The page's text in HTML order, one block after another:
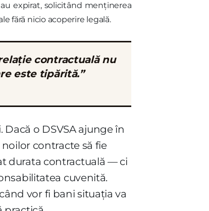
expirat, solicitând menținerea
fără nicio acoperire legală.
contractuală nu
este tipărită.”
o DSVSA ajunge în
contracte să fie
durata contractuală — ci
cuvenită.
vor fi bani situația va